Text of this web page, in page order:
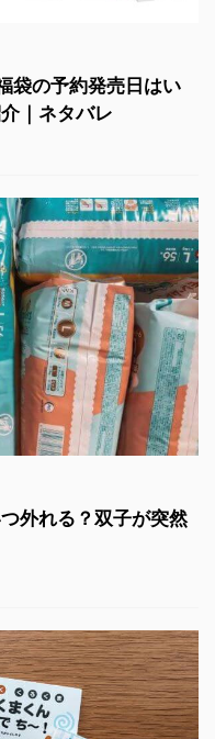
袋の予約発売日はい
｜ネタバレ
外れる？双子が突然